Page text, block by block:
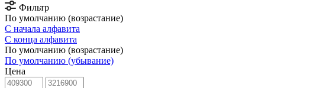
Фильтр
По умолчанию (возрастание)
С начала алфавита
С конца алфавита
По умолчанию (возрастание)
По умолчанию (убывание)
Цена